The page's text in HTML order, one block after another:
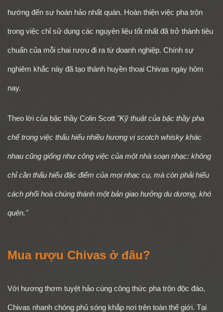
hướng đến sự hoàn hảo nhất quán. Hoàn thiện việc pha trộn
trong việc chỉ sử dụng các nguyên liệu tốt nhất đã trở thành tiêu
chuẩn của mỗi chai rượu đi ra từ doanh nghiệp. Chính sự
nghiêm khắc này đã tạo thành huyền thoại Chivas ngày hôm
nay.
Theo lời của bậc thầy Colin Scott "Kỹ thuật của bậc thầy pha
chế trong việc thấu hiểu nhiều hương vị scotch whisky khác
nhau cũng giống như công việc của một nhà soạn nhạc: không
chỉ cần thấu hiểu đặc điểm của mọi nhạc cụ, mà còn phải hiểu
cách phối hoà chúng thành một bản giao hưởng du dương, khó
quên."
Mua rượu Chivas ở đâu?
Với hương thơm tuyệt hảo cùng công thức pha trộn độc đáo,
Chivas nhanh chóng phủ sóng khắp nơi trên toàn thế giới. Tại